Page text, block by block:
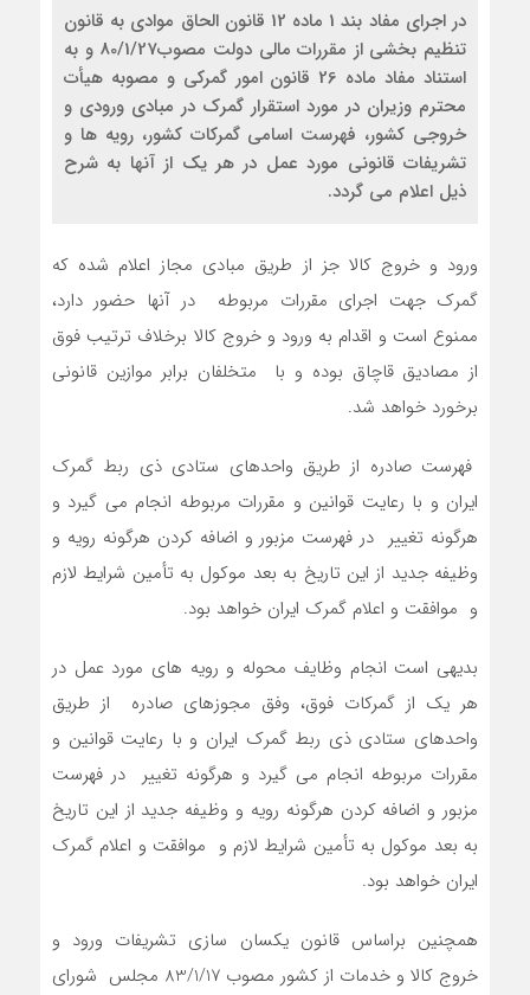
در اجراي مفاد بند 1 ماده 12 قانون الحاق موادي به قانون
تنظيم بخشي از مقررات مالي دولت مصوب80/1/27 و به
استناد مفاد ماده 26 قانون امور گمركي و مصوبه هيأت
محترم وزيران در مورد استقرار گمرك در مبادي ورودي و
خروجي كشور، فهرست اسامي گمركات كشور، رويه ها و
تشريفات قانوني مورد عمل در هر يك از آنها به شرح
ذيل اعلام مي گردد.
ورود و خروج كالا جز از طريق مبادي مجاز اعلام شده كه
گمرك جهت اجراي مقررات مربوطه در آنها حضور دارد،
ممنوع است و اقدام به ورود و خروج كالا برخلاف ترتيب فوق
از مصاديق قاچاق بوده و با متخلفان برابر موازين قانوني
برخورد خواهد شد.
فهرست صادره از طريق واحدهاي ستادي ذي ربط گمرك
ايران و با رعايت قوانين و مقررات مربوطه انجام مي گيرد و
هرگونه تغيير در فهرست مزبور و اضافه كردن هرگونه رويه و
وظيفه جديد از اين تاريخ به بعد موكول به تأمين شرايط لازم
و موافقت و اعلام گمرك ايران خواهد بود.
بديهي است انجام وظايف محوله و رويه هاي مورد عمل در
هر يك از گمركات فوق، وفق مجوزهاي صادره از طريق
واحدهاي ستادي ذي ربط گمرك ايران و با رعايت قوانين و
مقررات مربوطه انجام مي گيرد و هرگونه تغيير در فهرست
مزبور و اضافه كردن هرگونه رويه و وظيفه جديد از اين تاريخ
به بعد موكول به تأمين شرايط لازم و موافقت و اعلام گمرك
ايران خواهد بود.
همچنين براساس قانون يكسان سازي تشريفات ورود و
خروج كالا و خدمات از كشور مصوب 83/1/17 مجلس شوراي